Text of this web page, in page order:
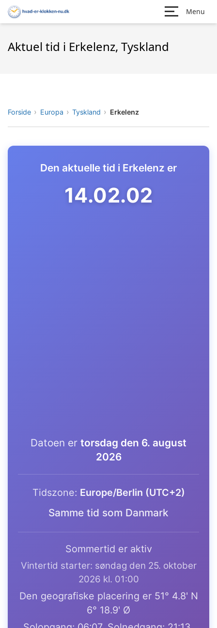
Menu
Aktuel tid i Erkelenz, Tyskland
Forside Europa Tyskland Erkelenz
Den aktuelle tid i Erkelenz er
14.02.03
Datoen er torsdag den 6. august
2026
Tidszone: Europe/Berlin (UTC+2)
Samme tid som Danmark
Sommertid er aktiv
Vintertid starter: søndag den 25. oktober
2026 kl. 01:00
Den geografiske placering er 51° 4.8' N
6° 18.9' Ø